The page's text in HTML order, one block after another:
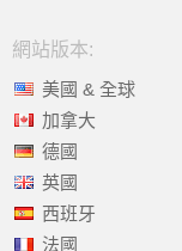
網站版本:
美國 & 全球
加拿大
德國
英國
西班牙
法國